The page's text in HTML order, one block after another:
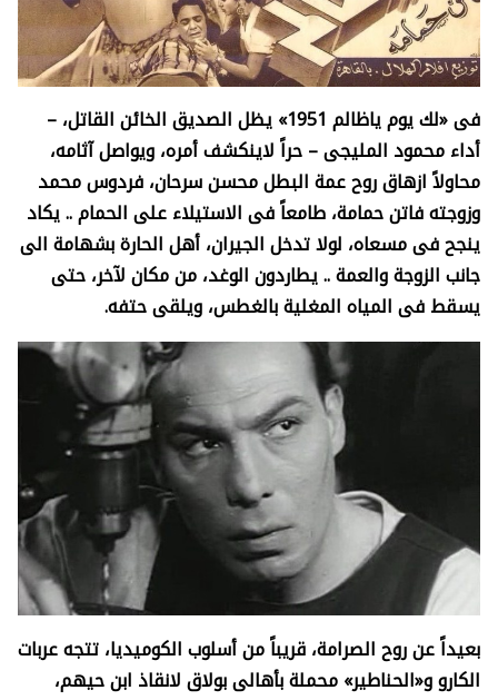
فى «لك يوم ياظالم 1951» يظل الصديق الخائن القاتل، –
أداء محمود المليجى – حراً لاينكشف أمره، ويواصل آثامه،
محاولاً ازهاق روح عمة البطل محسن سرحان، فردوس محمد
وزوجته فاتن حمامة، طامعاً فى الاستيلاء على الحمام .. يكاد
ينجح فى مسعاه، لولا تدخل الجيران، أهل الحارة بشهامة الى
جانب الزوجة والعمة .. يطاردون الوغد، من مكان لآخر، حتى
يسقط فى المياه المغلية بالغطس، ويلقى حتفه.
بعيداً عن روح الصرامة، قريباً من أسلوب الكوميديا، تتجه عربات
الكارو و«الحناطير» محملة بأهالى بولاق لانقاذ ابن حيهم،